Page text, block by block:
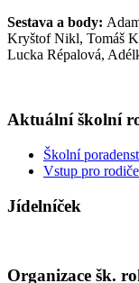
Sestava a body:
Kryštof Nikl, Tomáš
Lucka Répalová,
Aktuální školní
Školní
Vstup pro rodiče
Jídelníček
Organizace šk.